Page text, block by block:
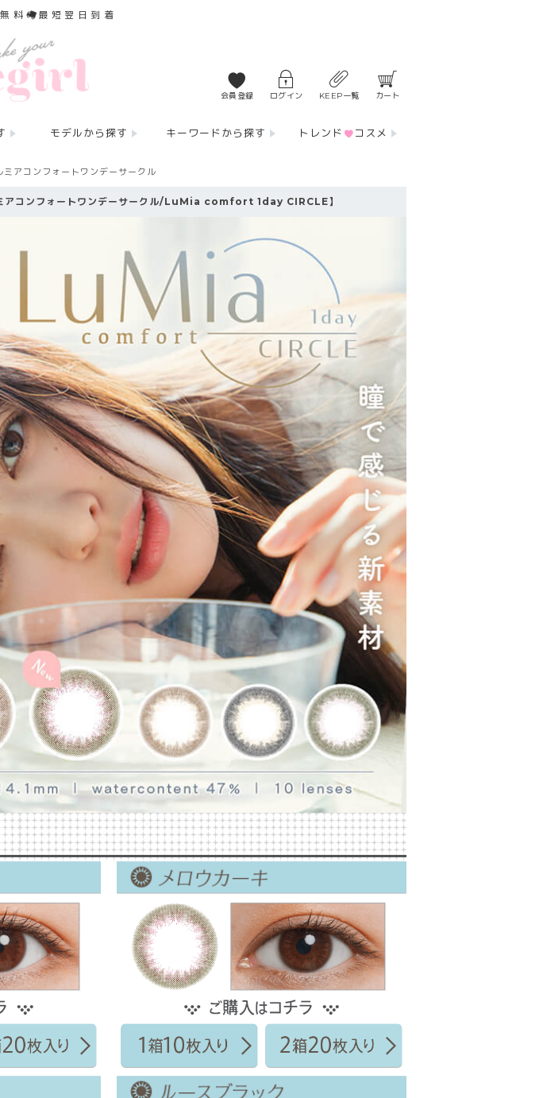
料 最短翌日到着
会員登録 ログイン KEEP一覧 カート
モデルから探す キーワードから探す トレンド コスメ
ミアコンフォートワンデーサークル
アコンフォートワンデーサークル/LuMia comfort 1day CIRCLE】